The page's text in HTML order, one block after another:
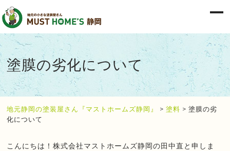
塗膜の劣化について
地元静岡の塗装屋さん『マストホームズ静岡』 >塗料 >塗膜の劣
化について
こんにちは！株式会社マストホームズ静岡の田中直と申しま